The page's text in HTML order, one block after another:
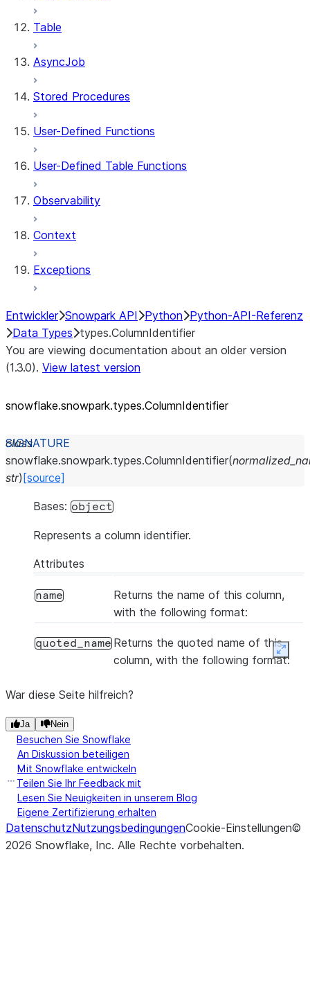
Table
AsyncJob
Stored Procedures
User-Defined Functions
User-Defined Table Functions
Observability
Context
Exceptions
Entwickler Snowpark API Python Python-API-Referenz
Data Types types.ColumnIdentifier
You are viewing documentation about an older version
(1.3.0). View latest version
snowflake.snowpark.types.ColumnIdentifier
class
snowflake.snowpark.types.ColumnIdentifier(
str) [source]
Bases: object
Represents a column identifier.
Attributes
name
Returns the name of this column,
with the following format:
quoted_name Returns the quoted name of this
column, with the following format:
War diese Seite hilfreich?
Ja Nein
Besuchen Sie Snowflake
An Diskussion beteiligen
Mit Snowflake entwickeln
Teilen Sie Ihr Feedback mit
Lesen Sie Neuigkeiten in unserem Blog
Eigene Zertifizierung erhalten
DatenschutzNutzungsbedingungenCookie-Einstellungen©
2026 Snowflake, Inc. Alle Rechte vorbehalten.